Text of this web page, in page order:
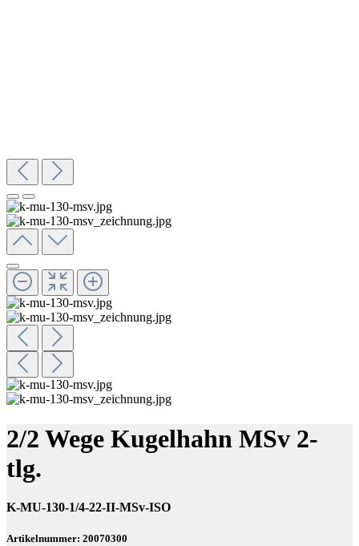
2/2 Wege Kugelhahn MSv 2-
tlg.
K-MU-130-1/4-22-II-MSv-ISO
Artikelnummer: 20070300